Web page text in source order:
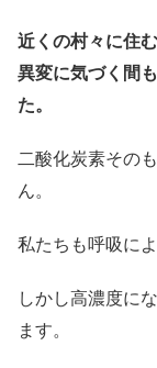
近くの村々に住
異変に気づく間
た。
二酸化炭素その
ん。
私たちも呼吸に
しかし高濃度に
ます。